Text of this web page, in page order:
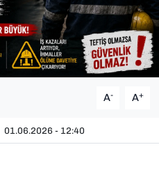
A- A+
01.06.2026 - 12:40